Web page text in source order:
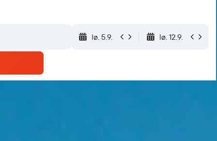
lø. 5.9. lø. 12.9.